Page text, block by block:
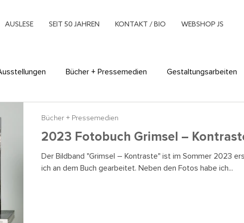
AUSLESE SEIT 50 JAHREN KONTAKT / BIO WEBSHOP JS
Bücher + Pressemedien Gestaltungsarbeiten
2023 Fotobuch Grimsel –
Der Bildband "Grimsel – Kontraste" ist im Sommer 2023
ich an dem Buch gearbeitet. Neben den Fotos habe ich...
Bücher + Pressemedien